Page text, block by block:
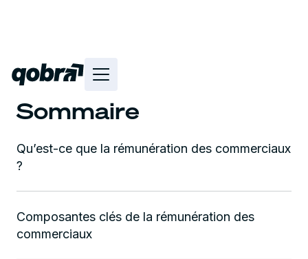
Sommaire
Qu’est-ce que la rémunération des commerciaux
?
Composantes clés de la rémunération des
commerciaux